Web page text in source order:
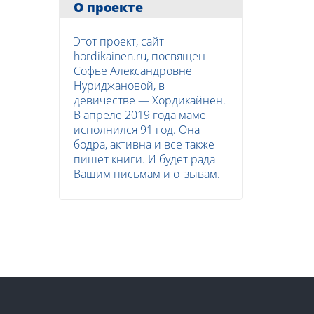
О проекте
Этот проект, сайт
hordikainen.ru, посвящен
Софье Александровне
Нуриджановой, в
девичестве — Хордикайнен.
В апреле 2019 года маме
исполнился 91 год. Она
бодра, активна и все также
пишет книги. И будет рада
Вашим письмам и отзывам.